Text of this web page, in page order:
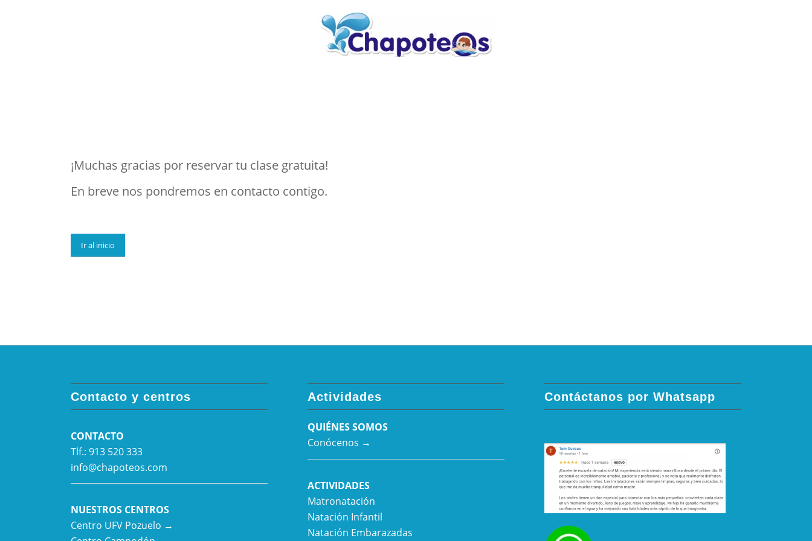
¡Muchas gracias por reservar tu clase gratuita!
En breve nos pondremos en contacto contigo.
Ir al inicio
Contacto y centros
CONTACTO
Tlf.: 913 520 333
info@chapoteos.com
NUESTROS CENTROS
Centro UFV Pozuelo →
Actividades
QUIÉNES SOMOS
Conócenos →
ACTIVIDADES
Matronatación
Natación Infantil
Natación Embarazadas
Contáctanos por Whatsapp